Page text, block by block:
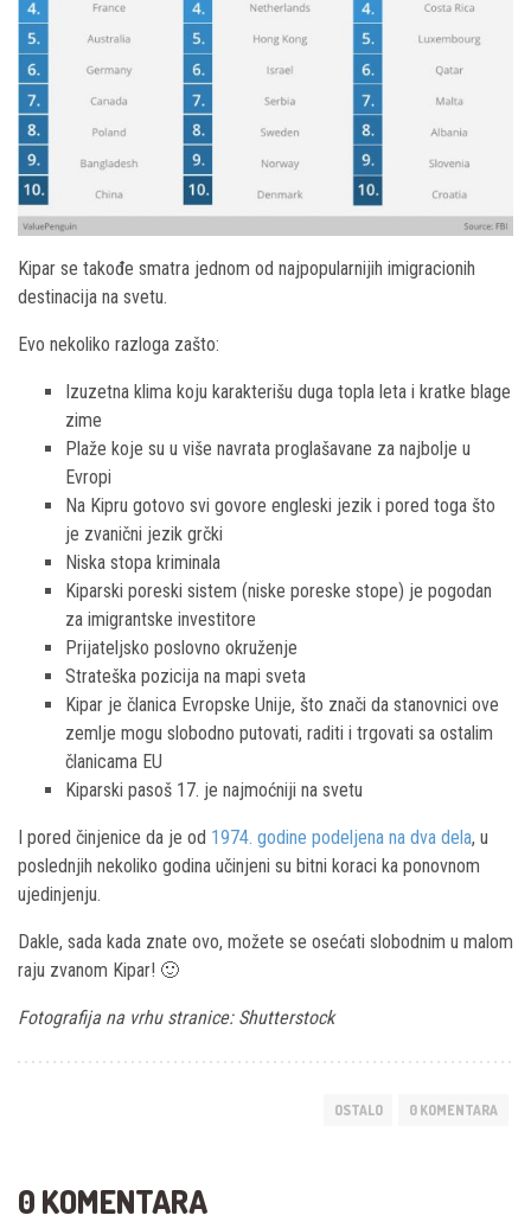
Kipar se takođe smatra jednom od najpopularnijih imigracionih
destinacija na svetu.
Evo nekoliko razloga zašto:
Izuzetna klima koju karakterišu duga topla leta i kratke blage
zime
Plaže koje su u više navrata proglašavane za najbolje u
Evropi
Na Kipru gotovo svi govore engleski jezik i pored toga što
je zvanični jezik grčki
Niska stopa kriminala
Kiparski poreski sistem (niske poreske stope) je pogodan
za imigrantske investitore
Prijateljsko poslovno okruženje
Strateška pozicija na mapi sveta
Kipar je članica Evropske Unije, što znači da stanovnici ove
zemlje mogu slobodno putovati, raditi i trgovati sa ostalim
članicama EU
Kiparski pasoš 17. je najmoćniji na svetu
I pored činjenice da je od 1974. godine podeljena na dva dela, u
poslednjih nekoliko godina učinjeni su bitni koraci ka ponovnom
ujedinjenju.
Dakle, sada kada znate ovo, možete se osećati slobodnim u malom
raju zvanom Kipar! 🙂
Fotografija na vrhu stranice: Shutterstock
OSTALO 0 KOMENTARA
0 KOMENTARA